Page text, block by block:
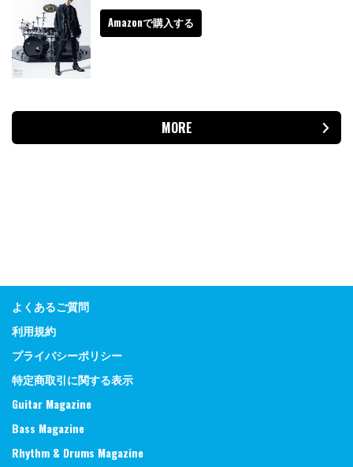
Amazonで購入する
MORE
よくあるご質問
利用規約
プライバシーポリシー
特定商取引に関する表示
Guitar Magazine
Bass Magazine
Rhythm & Drums Magazine